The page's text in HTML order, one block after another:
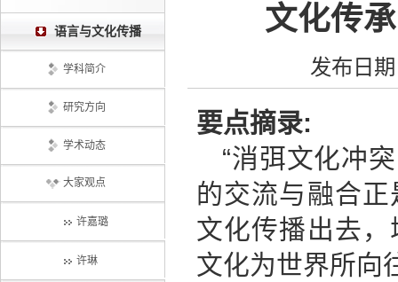
语言与文化传播
学科简介
研究方向
学术动态
大家观点
许嘉璐
许琳
文化传
发布日期
要点摘录:
“消弭文化冲
的交流与融合
文化传播出去
文化为世界所向